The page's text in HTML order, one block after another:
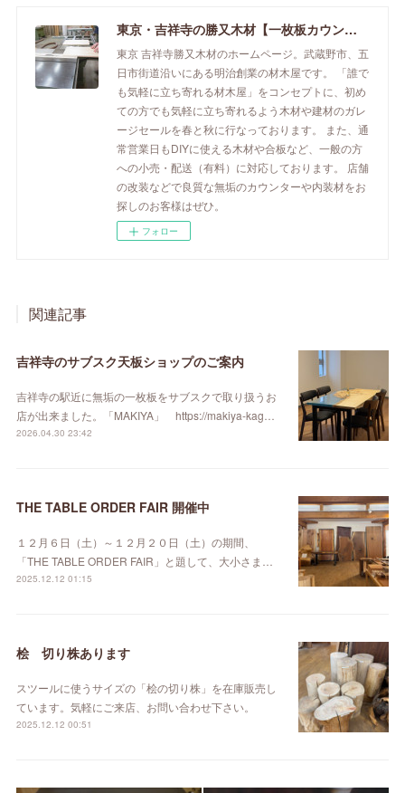
東京・吉祥寺の勝又木材【一枚板カウンター】
東京 吉祥寺勝又木材のホームページ。武蔵野市、五
日市街道沿いにある明治創業の材木屋です。 「誰で
も気軽に立ち寄れる材木屋」をコンセプトに、初め
ての方でも気軽に立ち寄れるよう木材や建材のガレ
ージセールを春と秋に行なっております。 また、通
常営業日もDIYに使える木材や合板など、一般の方
への小売・配送（有料）に対応しております。 店舗
の改装などで良質な無垢のカウンターや内装材をお
探しのお客様はぜひ。
フォロー
関連記事
吉祥寺のサブスク天板ショップのご案内
吉祥寺の駅近に無垢の一枚板をサブスクで取り扱うお
店が出来ました。「MAKIYA」 https://makiya-kag…
2026.04.30 23:42
THE TABLE ORDER FAIR 開催中
１２月６日（土）～１２月２０日（土）の期間、
「THE TABLE ORDER FAIR」と題して、大小さま…
2025.12.12 01:15
桧 切り株あります
スツールに使うサイズの「桧の切り株」を在庫販売し
ています。気軽にご来店、お問い合わせ下さい。
2025.12.12 00:51